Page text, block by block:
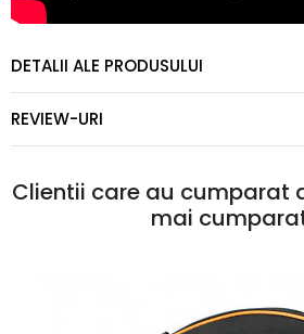
DETALII ALE PRODUSULUI
REVIEW-URI
Clientii care au cumparat
mai